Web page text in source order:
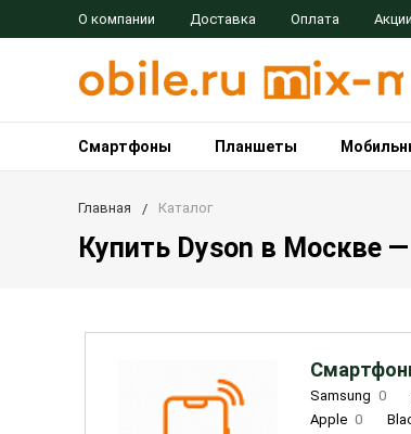
О компании Доставка Оплата Акции
Смартфоны Планшеты
Главная Каталог
Купить Dyson в Москве
Samsung 0
Apple 0